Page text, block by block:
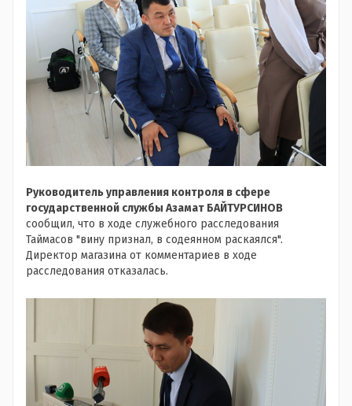
Руководитель управления контроля в сфере
государственной службы Азамат БАЙТУРСИНОВ
сообщил, что в ходе служебного расследования
Таймасов "вину признал, в содеянном раскаялся".
Директор магазина от комментариев в ходе
расследования отказалась.